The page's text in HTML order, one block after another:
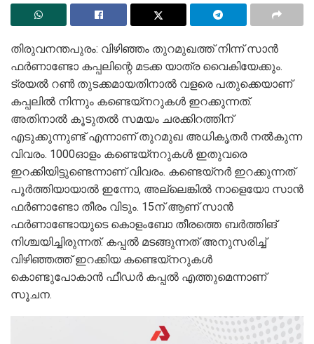
തിരുവനന്തപുരം: വിഴിഞ്ഞം തുറമുഖത്ത് നിന്ന് സാൻ
ഫർണാണ്ടോ കപ്പലിന്റെ മടക്ക യാത്ര വൈകിയേക്കും.
ട്രയൽ റൺ തുടക്കമായതിനാൽ വളരെ പതുക്കെയാണ്
കപ്പലിൽ നിന്നും കണ്ടെയ്നറുകൾ ഇറക്കുന്നത്.
അതിനാൽ കൂടുതൽ സമയം ചരക്കിറത്തിന്
എടുക്കുന്നുണ്ട് എന്നാണ് തുറമുഖ അധികൃതർ നൽകുന്ന
വിവരം. 1000ഓളം കണ്ടെയ്നറുകൾ ഇതുവരെ
ഇറക്കിയിട്ടുണ്ടെന്നാണ് വിവരം. കണ്ടെയ്നർ ഇറക്കുന്നത്
പൂർത്തിയായാൽ ഇന്നോ, അല്ലെങ്കിൽ നാളെയോ സാൻ
ഫർണാണ്ടോ തീരം വിടും. 15ന് ആണ് സാൻ
ഫർണാണ്ടോയുടെ കൊളംബോ തീരത്തെ ബർത്തിങ്
നിശ്ചയിച്ചിരുന്നത്. കപ്പൽ മടങ്ങുന്നത് അനുസരിച്ച്
വിഴിഞ്ഞത്ത് ഇറക്കിയ കണ്ടെയ്നറുകൾ
കൊണ്ടുപോകാൻ ഫീഡർ കപ്പൽ എത്തുമെന്നാണ്
സൂചന.